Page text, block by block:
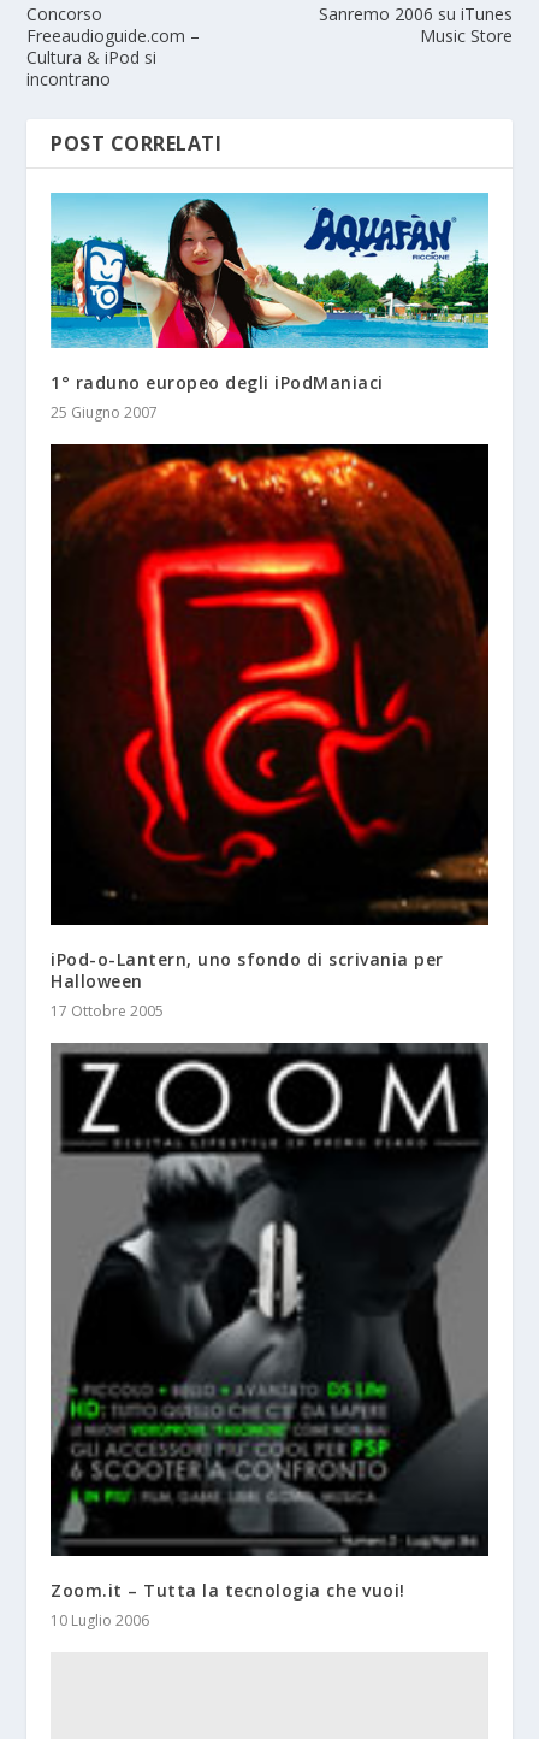
Concorso
Freeaudioguide.com –
Cultura & iPod si
incontrano
Sanremo 2006 su iTunes
Music Store
POST CORRELATI
1° raduno europeo degli iPodManiaci
25 Giugno 2007
iPod-o-Lantern, uno sfondo di scrivania per
Halloween
17 Ottobre 2005
Zoom.it – Tutta la tecnologia che vuoi!
10 Luglio 2006